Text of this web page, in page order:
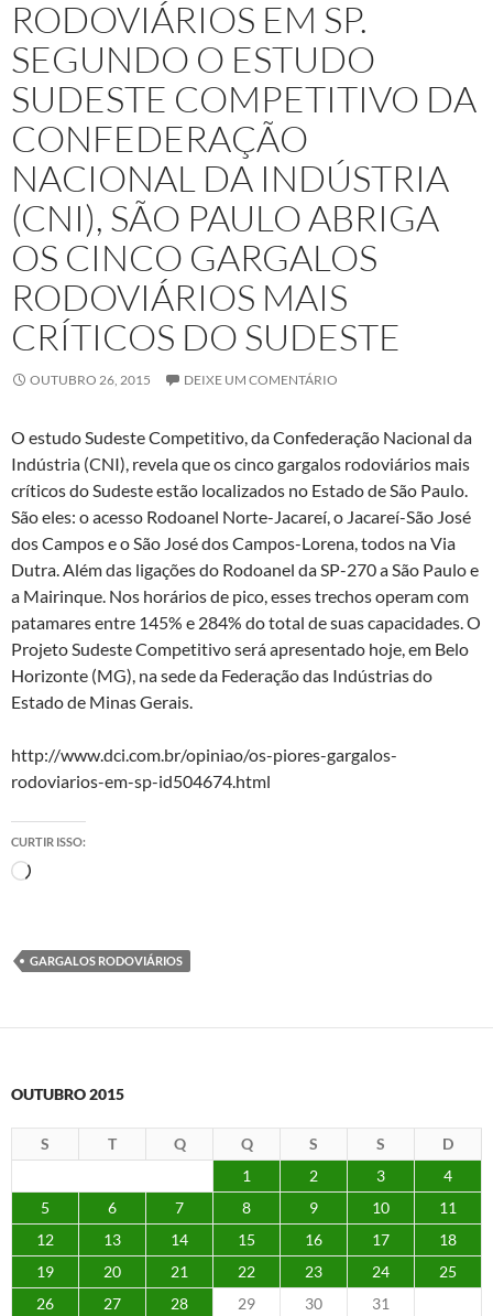
RODOVIÁRIOS EM SP.
SEGUNDO O ESTUDO
SUDESTE COMPETITIVO DA
CONFEDERAÇÃO
NACIONAL DA INDÚSTRIA
(CNI), SÃO PAULO ABRIGA
OS CINCO GARGALOS
RODOVIÁRIOS MAIS
CRÍTICOS DO SUDESTE
OUTUBRO 26, 2015 DEIXE UM COMENTÁRIO
O estudo Sudeste Competitivo, da Confederação Nacional da
Indústria (CNI), revela que os cinco gargalos rodoviários mais
críticos do Sudeste estão localizados no Estado de São Paulo.
São eles: o acesso Rodoanel Norte-Jacareí, o Jacareí-São José
dos Campos e o São José dos Campos-Lorena, todos na Via
Dutra. Além das ligações do Rodoanel da SP-270 a São Paulo e
a Mairinque. Nos horários de pico, esses trechos operam com
patamares entre 145% e 284% do total de suas capacidades. O
Projeto Sudeste Competitivo será apresentado hoje, em Belo
Horizonte (MG), na sede da Federação das Indústrias do
Estado de Minas Gerais.
http://www.dci.com.br/opiniao/os-piores-gargalos-
rodoviarios-em-sp-id504674.html
CURTIR ISSO:
Carregando...
GARGALOS RODOVIÁRIOS
OUTUBRO 2015
S T Q Q S S
D
1
2 3
4
5
6 7 8 9 10
11
12
13 14 15 16 17
18
19
20 21 22 23 24
25
26
27 28 29 30
31